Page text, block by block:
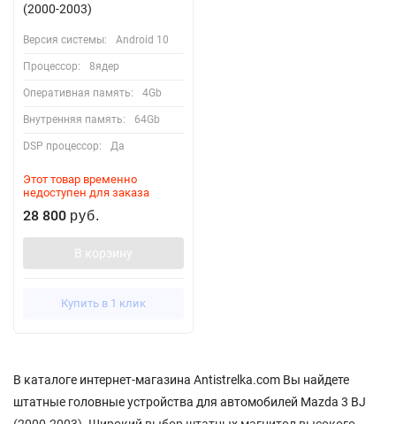
(2000-2003)
Версия системы: Android 10
Процессор: 8ядер
Оперативная память: 4Gb
Внутренняя память: 64Gb
DSP процессор: Да
Этот товар временно
недоступен для заказа
28 800 руб.
В корзину
Купить в 1 клик
В каталоге интернет-магазина Antistrelka.com Вы найдете
штатные головные устройства для автомобилей Mazda 3 BJ